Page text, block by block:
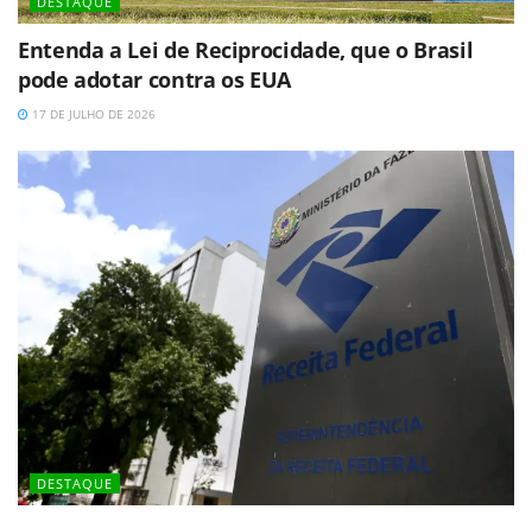
Entenda a Lei de Reciprocidade, que o Brasil
pode adotar contra os EUA
17 DE JULHO DE 2026
DESTAQUE